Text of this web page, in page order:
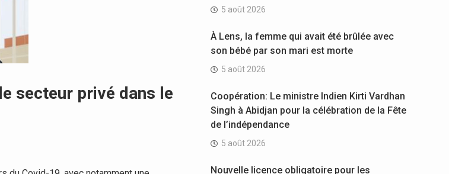
secteur privé dans le
5 août 2026
À Lens, la femme qui avait été brûlée avec
son bébé par son mari est morte
5 août 2026
Coopération: Le ministre Indien Kirti Vardhan
Singh à Abidjan pour la célébration de la Fête
de l’indépendance
5 août 2026
Nouvelle licence obligatoire pour les